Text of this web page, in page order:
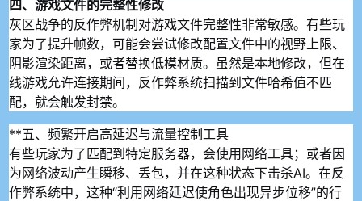
四、游戏文件的完整性修改
灰区战争的反作弊机制对游戏文件完整性非常敏感。有些玩
家为了提升帧数，可能会尝试修改配置文件中的视野上限、
阴影渲染距离，或者替换低模材质。虽然是本地修改，但在
线游戏允许连接期间，反作弊系统扫描到文件哈希值不匹
配，就会触发封禁。
**五、频繁开启高延迟与流量控制工具
有些玩家为了匹配到特定服务器，会使用网络工具；或者因
为网络波动产生瞬移、丢包，并在这种状态下击杀AI。在反
作弊系统中，这种“利用网络延迟使角色出现异步位移”的行